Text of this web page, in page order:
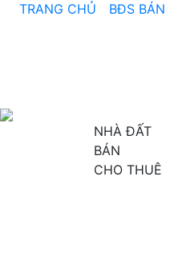
TRANG CHỦ BĐS BÁN
NHÀ ĐẤT
BÁN
CHO THUÊ